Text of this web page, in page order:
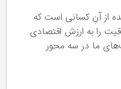
از آنِ کسانی است که
را به ارزش اقتصادی
ما در سه محور